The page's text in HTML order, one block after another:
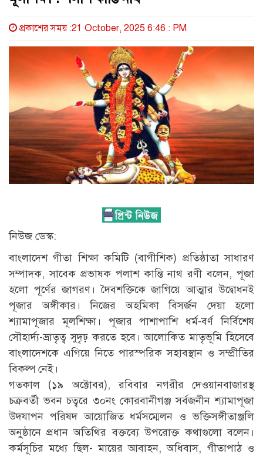
প্রকাশের সময় :21 October, 2025 6:46 : PM
নিউজ ডেস্ক:
বাংলাদেশ গীতা শিক্ষা কমিটি (বাগীশিক) প্রতিষ্ঠাতা সাধারণ
সম্পাদক, সাবেক প্রভাষক পলাশ কান্তি নাথ রণী বলেন, পূজা
হলো পূর্ণের জাগরণ। দৈবশক্তিকে জাগিয়ে আত্মার উদ্বোধনই
পূজার অঙ্গীকার। নিজের অহমিকা বিসর্জন দেয়া হলো
শ্যামাপূজার মূলশিক্ষা। পূজার পাশাপাশি ধর্ম-বর্ণ নির্বিশেষ
সৌহার্দ্য-ভ্রাতৃত্ব সুদৃঢ় করতে হবে। আলোকিত মাতৃভূমি হিসেবে
বাংলাদেশকে এগিয়ে নিতে পারস্পরিক সহাবস্থান ও সম্প্রীতির
বিকল্প নেই।
গতকাল (১৯ অক্টোবর), রবিবার নগরীর দেওয়ানবাজারস্থ
চক্রবর্তী ভবন চত্বরে ৩০নং কোরবানীগঞ্জ সর্বজনীন শ্যামাপূজা
উদযাপন পরিষদ আয়োজিত ধর্মসম্মেলন ও ভক্তিসঙ্গীতাঞ্জলি
অনুষ্ঠানে প্রধান অতিথির বক্তব্যে উপরোক্ত কথাগুলো বলেন।
কর্মসূচির মধ্যে ছিল- মায়ের আবাহন, অধিবাস, গীতাপাঠ ও